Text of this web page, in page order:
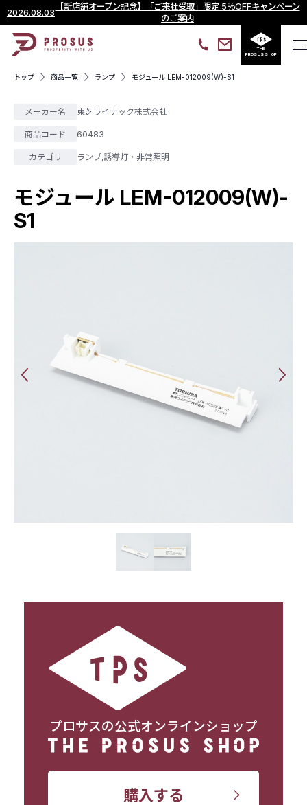
2026.08.03
【新店舗オープン記念】「ご来社受取」限定 5％OFFキャンペーン
のご案内
THE
PROSUS SHOP
トップ 商品一覧 ランプ モジュール LEM-012009(W)-S1
メーカー名 東芝ライテック株式会社
商品コード 60483
カテゴリ ランプ,誘導灯・非常照明
モジュール LEM-012009(W)-
S1
プロサスの公式オンラインショップ
購入する